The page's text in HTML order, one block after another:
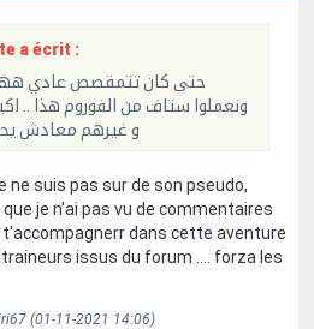
a écrit :
حتى كان تتمقصص عادي
ونعملوا ستاف من الفوروم هذا ..
و غيرهم معادش
ne suis pas sur de son pseudo,
je n'ai pas vu de commentaires
dans cette aventure
issus du forum .... forza les
(01-11-2021 14:06)